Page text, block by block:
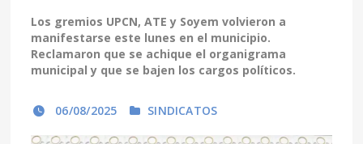
Los gremios UPCN, ATE y Soyem volvieron a
manifestarse este lunes en el municipio.
Reclamaron que se achique el organigrama
municipal y que se bajen los cargos políticos.
06/08/2025 SINDICATOS